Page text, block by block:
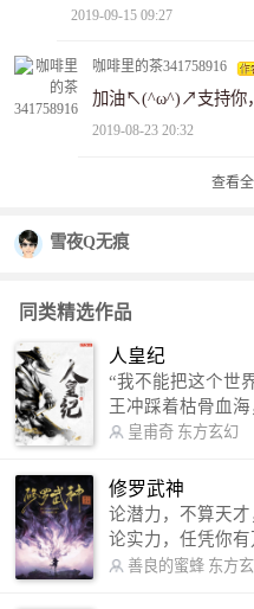
一片我是不会发的，毕
毕竟长久不下去了。
2019-09-15 09:27
咖啡里的茶341758916
加油↖(^ω^)↗支持你
2019-08-23 20:32
查看
雪夜Q无痕
同类精选作品
人皇纪
“我不能把这个世界
王冲踩着枯骨血
倒，扶大厦之将倾
微博：皇甫奇（地
87） QQ交流群：320238210【普通群】 574501330
【
皇甫奇 东方玄幻
修罗武神
论潜力，不算天才
论实力，任凭你
军。 我是谁？天下众生视我为修罗，却不知，我以善良的蜜蜂 东方